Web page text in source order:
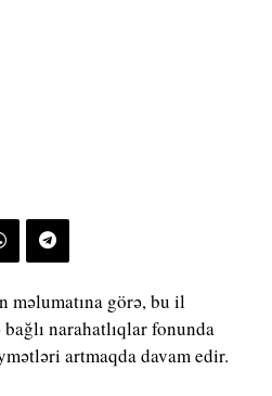
məlumatına görə, bu il
narahatlıqlar fonunda
artmaqda davam edir.